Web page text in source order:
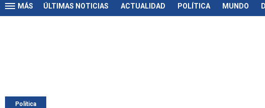
MÁS ÚLTIMAS NOTICIAS ACTUALIDAD POLÍTICA MUNDO
Política